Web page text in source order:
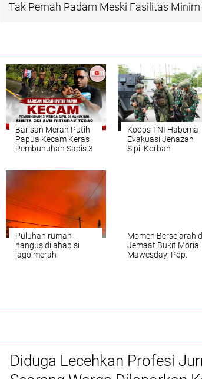
Tak Pernah Padam Meski Fasilitas
Barisan Merah Putih
Papua Kecam Keras
Pembunuhan Sadis 3
Koops TNI Habema
Evakuasi Jenazah
Sipil Korban
Puluhan rumah
hangus dilahap si
jago merah
Momen Bersejarah
Jemaat Bukit Moria
Mawesday: Pdp.
Mawesday
Diduga Lecehkan Profesi